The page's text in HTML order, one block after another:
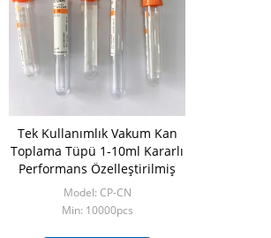
Tek Kullanımlık Vakum Kan
Toplama Tüpü 1-10ml Kararlı
Performans Özelleştirilmiş
Model: CP-CN
Min: 10000pcs